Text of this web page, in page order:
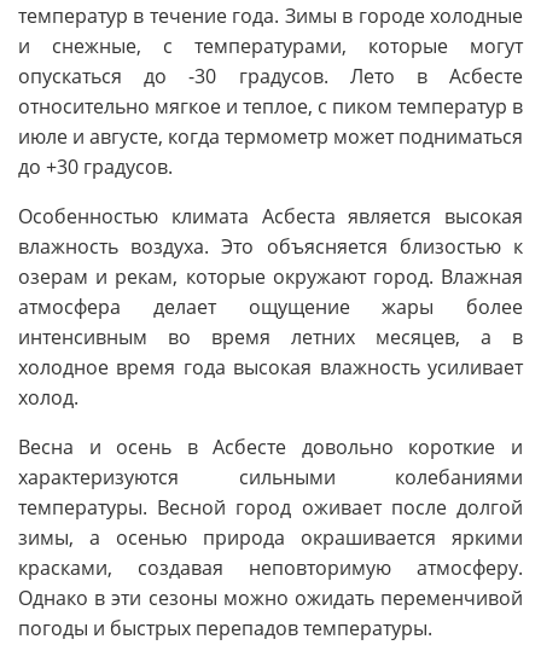
температур в течение года. Зимы в городе холодные
и снежные, с температурами, которые могут
опускаться до -30 градусов. Лето в Асбесте
относительно мягкое и теплое, с пиком температур в
июле и августе, когда термометр может подниматься
до +30 градусов.
Особенностью климата Асбеста является высокая
влажность воздуха. Это объясняется близостью к
озерам и рекам, которые окружают город. Влажная
атмосфера делает ощущение жары более
интенсивным во время летних месяцев, а в
холодное время года высокая влажность усиливает
холод.
Весна и осень в Асбесте довольно короткие и
характеризуются сильными колебаниями
температуры. Весной город оживает после долгой
зимы, а осенью природа окрашивается яркими
красками, создавая неповторимую атмосферу.
Однако в эти сезоны можно ожидать переменчивой
погоды и быстрых перепадов температуры.